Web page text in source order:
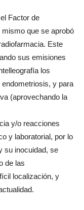
Factor de
que se aprobó
Este
sus emisiones
los
endometriosis, y para
(aprovechando la
y/o reacciones
y laboratorial, por lo
su inocuidad, se
de las
localización, y